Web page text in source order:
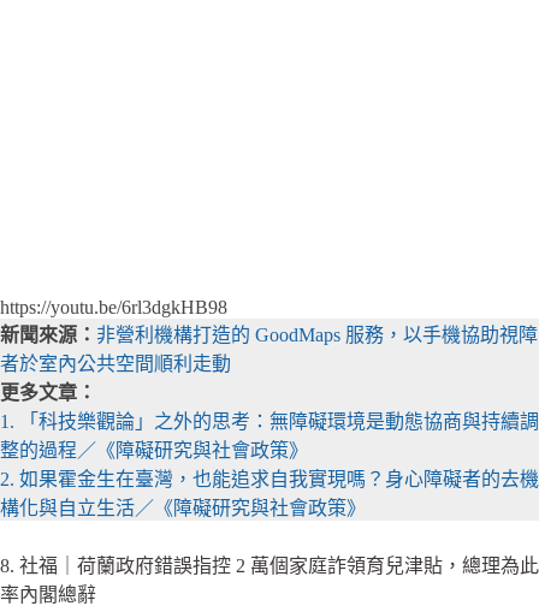
https://youtu.be/6rl3dgkHB98
新聞來源： 非營利機構打造的 GoodMaps 服務，以手機協助視障
者於室內公共空間順利走動
更多文章：
1. 「科技樂觀論」之外的思考：無障礙環境是動態協商與持續調
整的過程／《障礙研究與社會政策》
2. 如果霍金生在臺灣，也能追求自我實現嗎？身心障礙者的去機
構化與自立生活／《障礙研究與社會政策》
8. 社福｜荷蘭政府錯誤指控 2 萬個家庭詐領育兒津貼，總理為此
率內閣總辭